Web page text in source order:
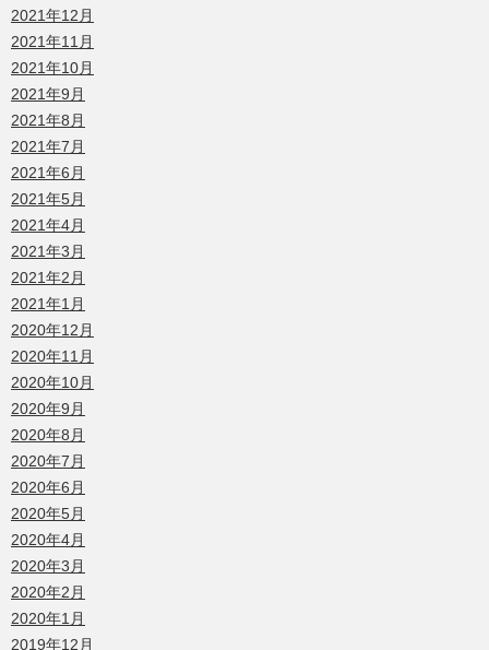
2021年12月
2021年11月
2021年10月
2021年9月
2021年8月
2021年7月
2021年6月
2021年5月
2021年4月
2021年3月
2021年2月
2021年1月
2020年12月
2020年11月
2020年10月
2020年9月
2020年8月
2020年7月
2020年6月
2020年5月
2020年4月
2020年3月
2020年2月
2020年1月
2019年12月